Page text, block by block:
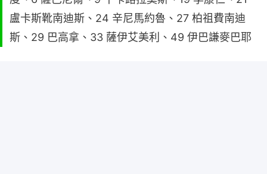
盧卡斯靴南迪斯、24 辛尼馬約魯、27 柏祖費南迪
斯、29 巴高拿、33 薩伊艾美利、49 伊巴謙麥巴耶